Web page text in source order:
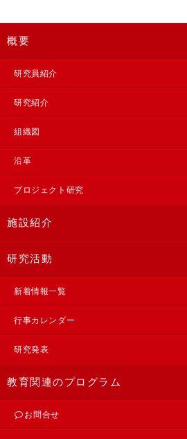
概要
研究員紹介
研究紹介
組織図
沿革
プロジェクト研究
施設紹介
研究活動
新着情報一覧
行事カレンダー
研究発表
教育関連のプログラム
お問合せ